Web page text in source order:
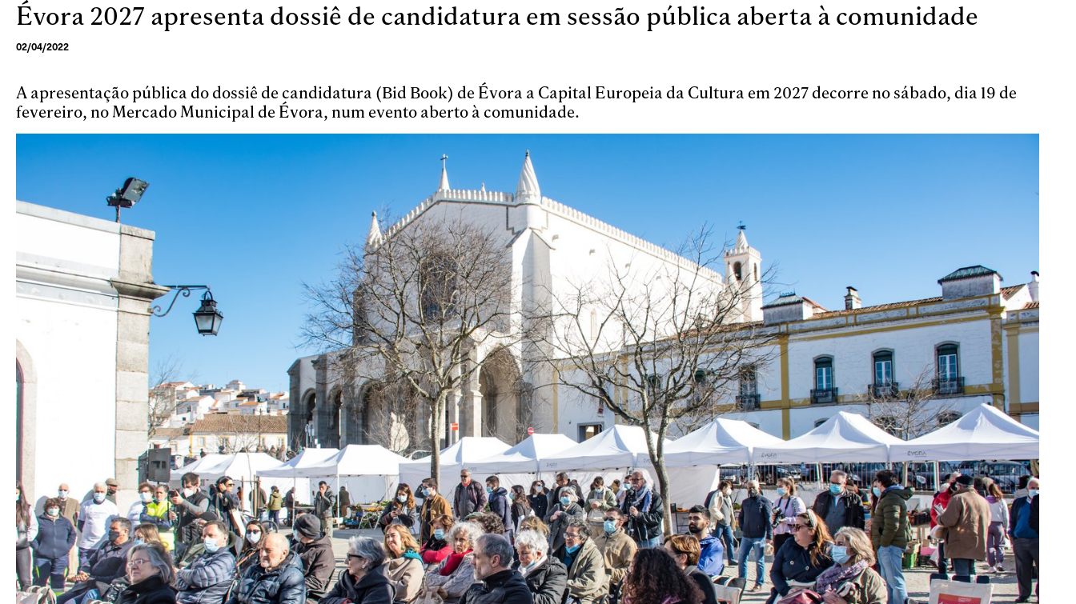
Skip to main content
Évora 2027 apresenta dossiê de candidatura em sessão pública aberta à comunidade
02/04/2022
A apresentação pública do dossiê de candidatura (Bid Book) de Évora a Capital Europeia da Cultura em 2027 decorre no sábado, dia 19 de
fevereiro, no Mercado Municipal de Évora, num evento aberto à comunidade.